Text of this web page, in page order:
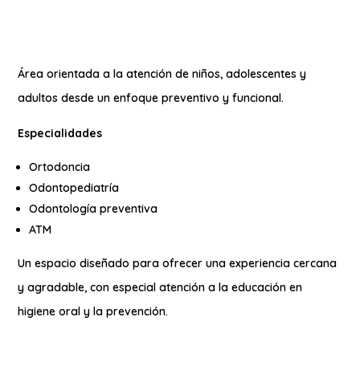
Área orientada a la atención de niños, adolescentes y
adultos desde un enfoque preventivo y funcional.
Especialidades
Ortodoncia
Odontopediatría
Odontología preventiva
ATM
Un espacio diseñado para ofrecer una experiencia cercana
y agradable, con especial atención a la educación en
higiene oral y la prevención.